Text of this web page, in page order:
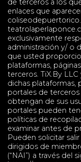
de terceros a los
enlaces que
exclusivamente
administración y/ o
que usted
plataformas,
terceros. TiX.By
dichas plataformas,
portales de
obtengan de sus
portales pueden
políticas de
examinar antes de
Pueden solicitar
dirigidos de
(“NAI”) a través del